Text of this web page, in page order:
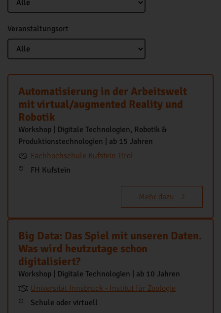
Veranstaltungsort
Automatisierung in der Arbeitswelt
mit virtual/augmented Reality und
Robotik
Workshop | Digitale Technologien, Robotik &
Produktionstechnologien | ab 15 Jahren
Fachhochschule Kufstein Tirol
FH Kufstein
Mehr dazu
Big Data: Das Spiel mit unseren Daten.
Was wird heutzutage schon
digitalisiert?
Workshop | Digitale Technologien | ab 10 Jahren
Universität Innsbruck - Institut für Zoologie
Schule oder virtuell